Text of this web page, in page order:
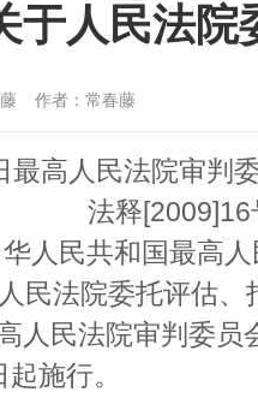
于人民法
作者：常春藤
最高人民法院审判
法释[2009]16
人民共和国最高
民法院委托评估、
人民法院审判委员
施行。